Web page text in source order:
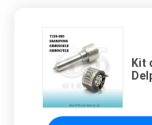
Kit